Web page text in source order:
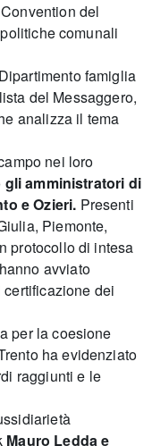
del
comunali
famiglia
del Messaggero,
analizza il tema
nei loro
gli amministratori di
e Ozieri. Presenti
Piemonte,
protocollo di intesa
avviato
dei
per la coesione
ha evidenziato
raggiunti e le
Mauro Ledda e